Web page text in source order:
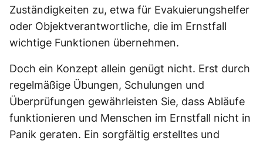
Zuständigkeiten zu, etwa für Evakuierungshelfer
oder Objektverantwortliche, die im Ernstfall
wichtige Funktionen übernehmen.
Doch ein Konzept allein genügt nicht. Erst durch
regelmäßige Übungen, Schulungen und
Überprüfungen gewährleisten Sie, dass Abläufe
funktionieren und Menschen im Ernstfall nicht in
Panik geraten. Ein sorgfältig erstelltes und